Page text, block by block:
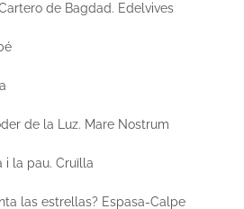
de Bagdad. Edelvives
de la Luz. Mare Nostrum
i la pau. Cruïlla
las estrellas? Espasa-Calpe